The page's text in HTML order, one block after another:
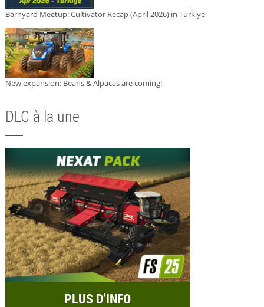
Barnyard Meetup: Cultivator Recap (April 2026) in Türkiye
New expansion: Beans & Alpacas are coming!
DLC à la une
PLUS D’INFO